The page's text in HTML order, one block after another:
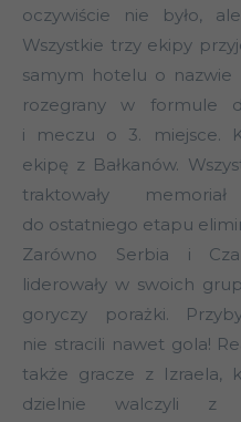
oczywiście nie było,
Wszystkie trzy ekipy
samym hotelu o nazwie
rozegrany w formule
i meczu o 3. miejsce.
ekipę z Bałkanów.
traktowały
do ostatniego etapu
Zarówno Serbia i
liderowały w swoich
goryczy porażki.
nie stracili nawet gola!
także gracze z Izraela,
dzielnie walczyli z